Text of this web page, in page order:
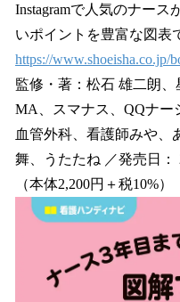
Instagramで人気のナー
いポイントを豊富な図表
https://www.shoeisha.co.jp/
監修・著：松石 雄二朗
MA、スマナス、QQナー
血管外科、看護師みや、
舞、うたたね ／発売日：
（本体2,200円＋税10%）